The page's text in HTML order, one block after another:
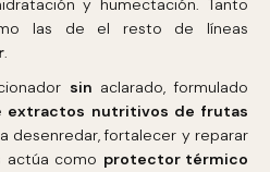
y humectación. Tanto
las de el resto de líneas
.
sin aclarado, formulado
extractos nutritivos de frutas
desenredar, fortalecer y reparar
actúa como protector térmico